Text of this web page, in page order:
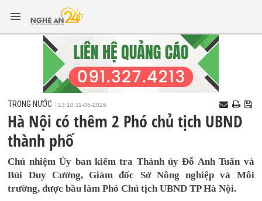
TRONG NƯỚC 13:10 11-05-2026
Hà Nội có thêm 2 Phó chủ tịch UBND
thành phố
Chủ nhiệm Ủy ban kiểm tra Thành ủy Đỗ Anh Tuấn và
Bùi Duy Cường, Giám đốc Sở Nông nghiệp và Môi
trường, được bầu làm Phó Chủ tịch UBND TP Hà Nội.